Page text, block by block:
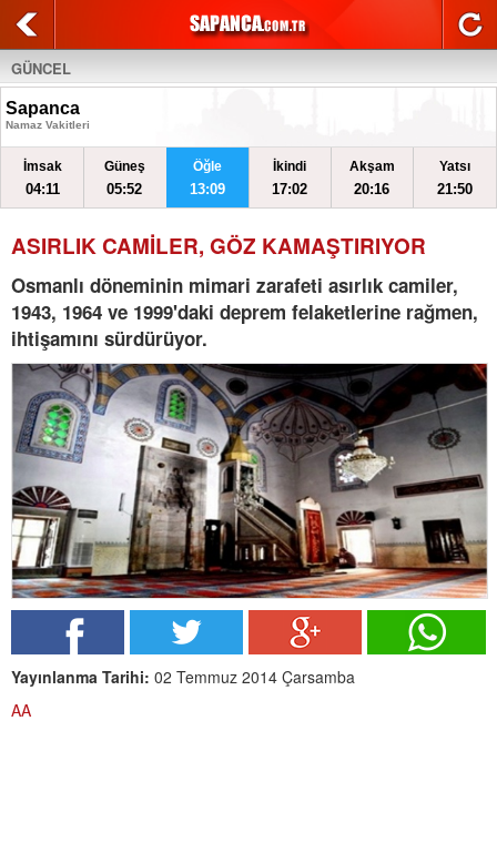
GÜNCEL
Sapanca
Namaz Vakitleri
İmsak
04:11
Güneş
05:52
Öğle
13:09
İkindi
17:02
Akşam
20:16
Yatsı
21:50
ASIRLIK CAMİLER, GÖZ KAMAŞTIRIYOR
Osmanlı döneminin mimari zarafeti asırlık camiler,
1943, 1964 ve 1999'daki deprem felaketlerine rağmen,
ihtişamını sürdürüyor.
Yayınlanma Tarihi: 02 Temmuz 2014 Çarsamba
AA